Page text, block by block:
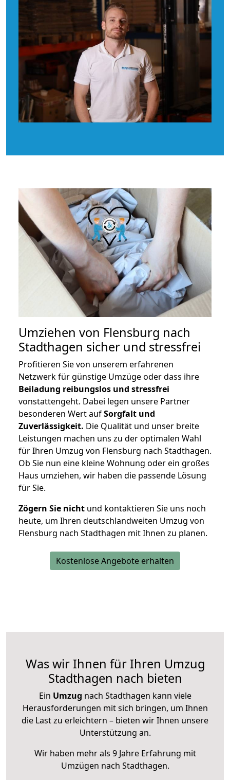
Umziehen von Flensburg nach
Stadthagen sicher und stressfrei
Profitieren Sie von unserem erfahrenen
Netzwerk für günstige Umzüge oder dass ihre
Beiladung reibungslos und stressfrei
vonstattengeht. Dabei legen unsere Partner
besonderen Wert aufSorgfalt und
Zuverlässigkeit. Die Qualität und unser breite
Leistungen machen uns zu der optimalen Wahl
für Ihren Umzug von Flensburg nach Stadthagen.
Ob Sie nun eine kleine Wohnung oder ein großes
Haus umziehen, wir haben die passende Lösung
für Sie.
Zögern Sie nicht und kontaktieren Sie uns noch
heute, um Ihren deutschlandweiten Umzug von
Flensburg nach Stadthagen mit Ihnen zu planen.
Kostenlose Angebote erhalten
Was wir Ihnen für Ihren Umzug
Stadthagen nach bieten
Ein Umzug nach Stadthagen kann viele
Herausforderungen mit sich bringen, um Ihnen
die Last zu erleichtern – bieten wir Ihnen unsere
Unterstützung an.
Wir haben mehr als 9 Jahre Erfahrung mit
Umzügen nach Stadthagen.